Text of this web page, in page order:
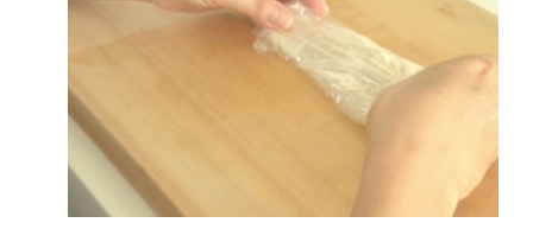
（２）の昆布茶がなじんだらラップをはずして、そぎ切
りにする。好みで、大根などのつまと一緒に、皿に盛り
合わせる。